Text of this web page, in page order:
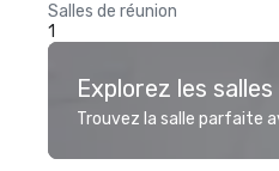
Salles de réunion
1
Explorez les
Trouvez la salle parfaite